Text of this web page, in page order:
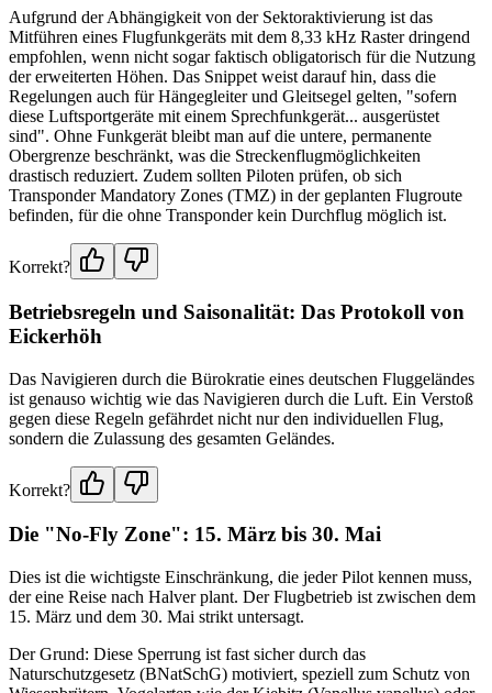
Aufgrund der Abhängigkeit von der Sektoraktivierung ist das
Mitführen eines Flugfunkgeräts mit dem 8,33 kHz Raster dringend
empfohlen, wenn nicht sogar faktisch obligatorisch für die Nutzung
der erweiterten Höhen. Das Snippet weist darauf hin, dass die
Regelungen auch für Hängegleiter und Gleitsegel gelten, "sofern
diese Luftsportgeräte mit einem Sprechfunkgerät... ausgerüstet
sind". Ohne Funkgerät bleibt man auf die untere, permanente
Obergrenze beschränkt, was die Streckenflugmöglichkeiten
drastisch reduziert. Zudem sollten Piloten prüfen, ob sich
Transponder Mandatory Zones (TMZ) in der geplanten Flugroute
befinden, für die ohne Transponder kein Durchflug möglich ist.
Korrekt?
Betriebsregeln und Saisonalität: Das Protokoll von
Eickerhöh
Das Navigieren durch die Bürokratie eines deutschen Fluggeländes
ist genauso wichtig wie das Navigieren durch die Luft. Ein Verstoß
gegen diese Regeln gefährdet nicht nur den individuellen Flug,
sondern die Zulassung des gesamten Geländes.
Korrekt?
Die "No-Fly Zone": 15. März bis 30. Mai
Dies ist die wichtigste Einschränkung, die jeder Pilot kennen muss,
der eine Reise nach Halver plant. Der Flugbetrieb ist zwischen dem
15. März und dem 30. Mai strikt untersagt.
Der Grund: Diese Sperrung ist fast sicher durch das
Naturschutzgesetz (BNatSchG) motiviert, speziell zum Schutz von